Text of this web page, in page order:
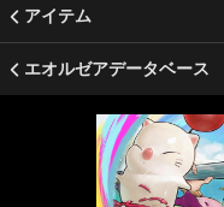
アイテム
エオルゼアデータベース